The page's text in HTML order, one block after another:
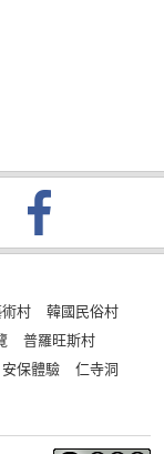
村
韓國民俗村
普羅旺斯村
安保體驗
仁寺洞